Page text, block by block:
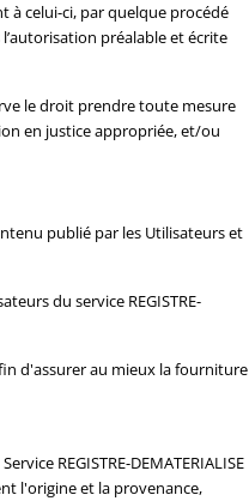
celui-ci, par quelque procédé
préalable et écrite
le droit prendre toute mesure
en justice appropriée, et/ou
publié par les Utilisateurs et
du service REGISTRE-
d'assurer au mieux la fourniture
REGISTRE-DEMATERIALISE
l'origine et la provenance,